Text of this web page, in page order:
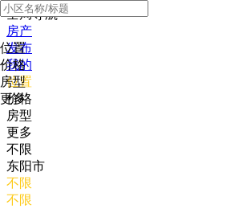
全局导航
房产
发布
我的
位置
价格
房型
更多
位置
价格
房型
更多
不限
东阳市
不限
不限